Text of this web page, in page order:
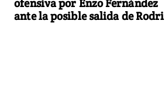
ante la posible salida de Rodri